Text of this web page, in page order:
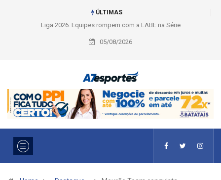
ÚLTIMAS
Liga 2026: Equipes rompem com a LABE na Série Ouro e entidade define
a 2° fase, times e formato
05/08/2026